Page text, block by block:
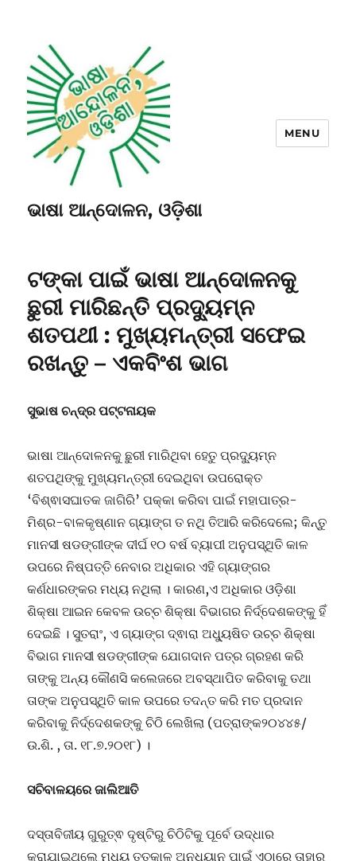
ଭାଷା ଆନ୍ଦୋଳନ, ଓଡ଼ିଶା
MENU
ଟଙ୍କା ପାଇଁ ଭାଷା ଆନ୍ଦୋଳନକୁ
ଛୁରୀ ମାରିଛନ୍ତି ପ୍ରଦ୍ୟୁମ୍ନ
ଶତପଥୀ : ମୁଖ୍ୟମନ୍ତ୍ରୀ ସଫେଇ
ରଖନ୍ତୁ – ଏକବିଂଶ ଭାଗ
ସୁଭାଷ ଚନ୍ଦ୍ର ପଟ୍ଟନାୟକ
ଭାଷା ଆନ୍ଦୋଳନକୁ ଛୁରୀ ମାରିଥିବା ହେତୁ ପ୍ରଦ୍ୟୁମ୍ନ
ଶତପଥିଙ୍କୁ ମୁଖ୍ୟମନ୍ତ୍ରୀ ଦେଇଥିବା ଉପରୋକ୍ତ
‘ବିଶ୍ଵାସଘାତକ ଜାଗିରି’ ପକ୍କା କରିବା ପାଇଁ ମହାପାତ୍ର-
ମିଶ୍ର-ବାଳକୃଷ୍ଣାନ ଗ୍ୟାଙ୍ଗ ତ ନଥି ତିଆରି କରିଦେଲେ; କିନ୍ତୁ
ମାନସୀ ଷଡଙ୍ଗୀଙ୍କ ଦୀର୍ଘ ୧୦ ବର୍ଷ ବ୍ୟାପୀ ଅନୁପସ୍ଥିତି କାଳ
ଉପରେ ନିଷ୍ପତ୍ତି ନେବାର ଅଧିକାର ଏହି ଗ୍ୟାଙ୍ଗର
କର୍ଣଧାରଙ୍କର ମଧ୍ୟ ନଥିଲା । କାରଣ,ଏ ଅଧିକାର ଓଡ଼ିଶା
ଶିକ୍ଷା ଆଇନ କେବଳ ଉଚ୍ଚ ଶିକ୍ଷା ବିଭାଗର ନିର୍ଦ୍ଦେଶକଙ୍କୁ ହିଁ
ଦେଇଛି । ସୁତରାଂ, ଏ ଗ୍ୟାଙ୍ଗ ଦ୍ଵାରା ଅଧ୍ୟୁଷିତ ଉଚ୍ଚ ଶିକ୍ଷା
ବିଭାଗ ମାନସୀ ଷଡଙ୍ଗୀଙ୍କ ଯୋଗଦାନ ପତ୍ର ଗ୍ରହଣ କରି
ତାଙ୍କୁ ଅନ୍ୟ କୌଣସି କଲେଜରେ ଅବସ୍ଥାପିତ କରିବାକୁ ତଥା
ତାଙ୍କ ଅନୁପସ୍ଥିତି କାଳ ଉପରେ ତଦନ୍ତ କରି ମତ ପ୍ରଦାନ
କରିବାକୁ ନିର୍ଦ୍ଦେଶକଙ୍କୁ ଚିଠି ଲେଖିଲା (ପତ୍ରାଙ୍କ୨୦୪୪୫/
ଉ.ଶି. , ତା. ୧୮.୭.୨୦୧୮) ।
ସଚିବାଳୟରେ ଜାଲିଆତି
ଦସ୍ତାବିଜୀୟ ଗୁରୁତ୍ଵ ଦୃଷ୍ଟିରୁ ଚିଠିଟିକୁ ପୂର୍ବେ ଉଦ୍ଧାର
କରାଯାଇଥିଲେ ମଧ୍ୟ ତତ୍କାଳ ଅନୁଧ୍ୟାନ ପାଇଁ ଏଠାରେ ତାହାର